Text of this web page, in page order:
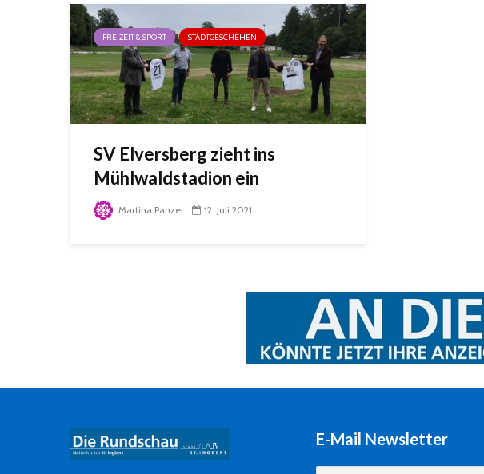
FREIZEIT & SPORT STADTGESCHEHEN
SV Elversberg zieht ins
Mühlwaldstadion ein
Martina Panzer 12. Juli 2021
E-Mail Newsletter